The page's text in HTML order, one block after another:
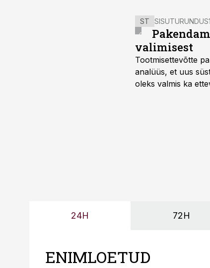
ST SISUTURUNDUS
valimisest
Tootmisettevõtte
analüüs, et uus
oleks valmis ka
24H 72H
ENIMLOETUD